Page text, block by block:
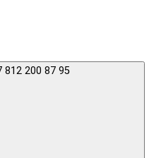
+7 812 200 87 95